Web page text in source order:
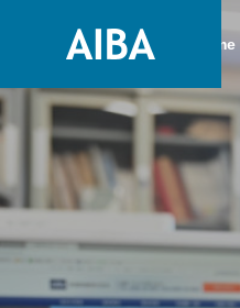
Home
Service
COMPANY